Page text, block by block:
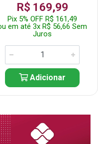
R$ 169,99
Pix 5% OFF R$ 161,49
em até 3x R$ 56,66 Sem
Juros
Adicionar